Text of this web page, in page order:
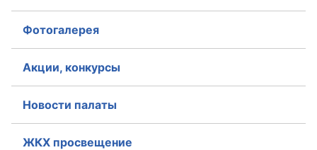
Фотогалерея
Акции, конкурсы
Новости палаты
ЖКХ просвещение